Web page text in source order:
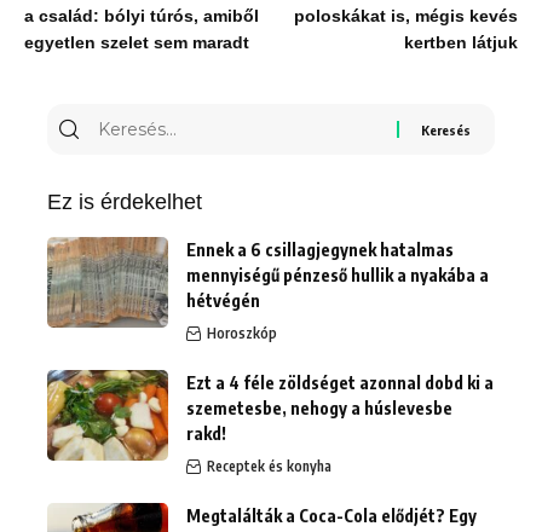
a család: bólyi túrós, amiből
egyetlen szelet sem maradt
poloskákat is, mégis kevés
kertben látjuk
Keresés
Ez is érdekelhet
Ennek a 6 csillagjegynek hatalmas
mennyiségű pénzeső hullik a nyakába a
hétvégén
Horoszkóp
Ezt a 4 féle zöldséget azonnal dobd ki a
szemetesbe, nehogy a húslevesbe
rakd!
Receptek és konyha
Megtalálták a Coca-Cola elődjét? Egy